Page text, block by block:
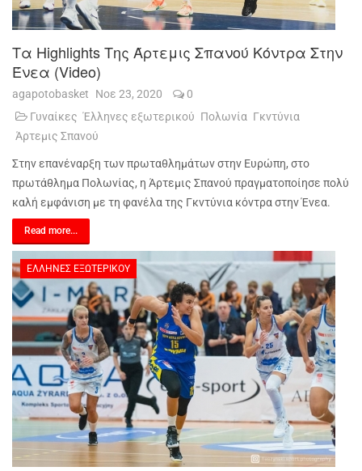
Τα Highlights Της Άρτεμις Σπανού Κόντρα Στην
Ένεα (video)
agapotobasket Νοε 23, 2020
0
Γυναίκες Έλληνες εξωτερικού Πολωνία Γκντύνια
Άρτεμις Σπανού
Στην επανέναρξη των πρωταθλημάτων στην Ευρώπη, στο
πρωτάθλημα Πολωνίας, η Άρτεμις Σπανού πραγματοποίησε πολύ
καλή εμφάνιση με τη φανέλα της Γκντύνια κόντρα στην Ένεα.
Read more...
ΈΛΛΗΝΕΣ ΕΞΩΤΕΡΙΚΟΎ